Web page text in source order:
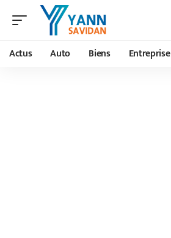
Actus Auto Biens Entreprise